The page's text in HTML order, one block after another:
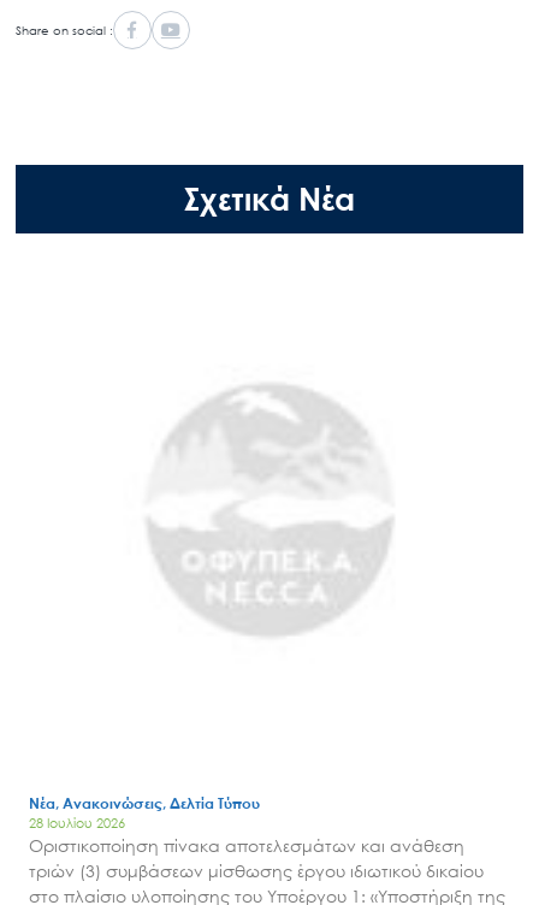
Μ.Δ.Π.Π.
Share on social :
Σχετικά Νέα
Νέα, Ανακοινώσεις, Δελτία Τύπου
28 Ιουλίου 2026
Οριστικοποίηση πίνακα αποτελεσμάτων και ανάθεση
τριών (3) συμβάσεων μίσθωσης έργου ιδιωτικού δικαίου
στο πλαίσιο υλοποίησης του Υποέργου 1: «Υποστήριξη της